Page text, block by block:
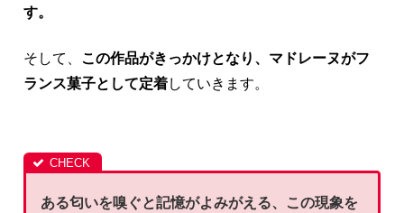
す。
そして、 この作品がきっかけとなり、マドレーヌがフ
ランス菓子として定着していきます。
ある匂いを嗅ぐと記憶がよみがえる、この現象を